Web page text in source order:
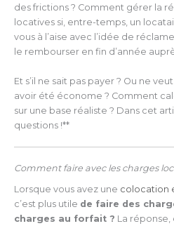
des frictions ? Comment gérer la
locatives si, entre-temps, un
vous à l’aise avec l’idée de
le rembourser en fin d’année
Et s’il ne sait pas payer ? Ou ne
avoir été économe ? Comment
sur une base réaliste ? Dans cet
questions !**
Comment faire avec les charges
Lorsque vous avez une colocation
c’est plus utile de faire des
charges au forfait ? La réponse,